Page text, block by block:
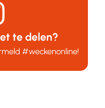
te delen?
#weckenonline!